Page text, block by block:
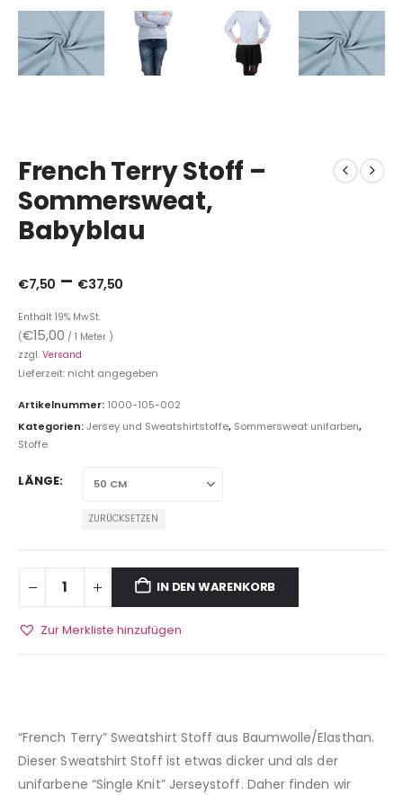
French Terry Stoff –
Sommersweat,
Babyblau
€7,50 – €37,50
Enthält 19% MwSt.
(€15,00 / 1 Meter )
zzgl. Versand
Lieferzeit: nicht angegeben
Artikelnummer: 1000-105-002
Kategorien:Jersey und Sweatshirtstoffe, Sommersweat unifarben,
Stoffe
LÄNGE
ZURÜCKSETZEN
IN DEN WARENKORB
Zur Merkliste hinzufügen
“French Terry” Sweatshirt Stoff aus Baumwolle/Elasthan.
Dieser Sweatshirt Stoff ist etwas dicker und als der
unifarbene “Single Knit” Jerseystoff. Daher finden wir